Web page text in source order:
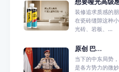
想要哑光高级
装修追求质感的
在瓷砖缝隙这种
光砖、岩板、...
原创 巴...
当下的中东局势
是各方势力的微